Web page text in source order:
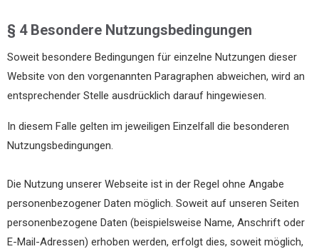
§ 4 Besondere Nutzungsbedingungen
Soweit besondere Bedingungen für einzelne Nutzungen dieser
Website von den vorgenannten Paragraphen abweichen, wird an
entsprechender Stelle ausdrücklich darauf hingewiesen.
In diesem Falle gelten im jeweiligen Einzelfall die besonderen
Nutzungsbedingungen.
Die Nutzung unserer Webseite ist in der Regel ohne Angabe
personenbezogener Daten möglich. Soweit auf unseren Seiten
personenbezogene Daten (beispielsweise Name, Anschrift oder
E-Mail-Adressen) erhoben werden, erfolgt dies, soweit möglich,